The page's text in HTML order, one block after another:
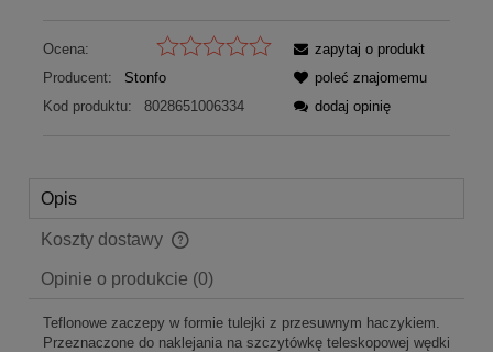
Ocena:
Producent:
Stonfo
Kod produktu:
8028651006334
zapytaj o produkt
poleć znajomemu
dodaj opinię
Opis
Koszty dostawy
Cena nie zawiera ewentualnych kosztów płatności
Opinie o produkcie (0)
Teflonowe zaczepy w formie tulejki z przesuwnym haczykiem.
Przeznaczone do naklejania na szczytówkę teleskopowej wędki